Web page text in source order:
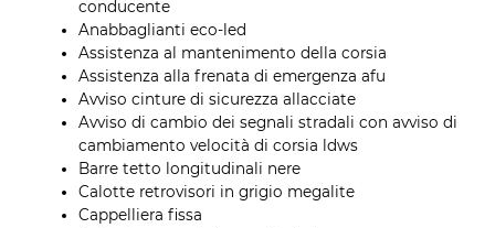
conducente
Anabbaglianti eco-led
Assistenza al mantenimento della corsia
Assistenza alla frenata di emergenza afu
Avviso cinture di sicurezza allacciate
Avviso di cambio dei segnali stradali con avviso di
cambiamento velocità di corsia ldws
Barre tetto longitudinali nere
Calotte retrovisori in grigio megalite
Cappelliera fissa